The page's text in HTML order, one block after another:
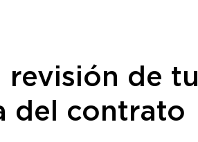
revisión de tu
del contrato